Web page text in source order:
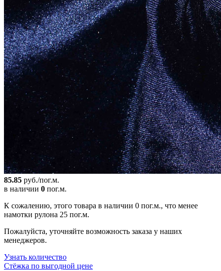
85.85 руб./пог.м.
в наличии 0 пог.м.
К сожалению, этого товара в наличии 0 пог.м., что менее
намотки рулона 25 пог.м.
Пожалуйста, уточняйте возможность заказа у наших
менеджеров.
Узнать количество
Стёжка по выгодной цене